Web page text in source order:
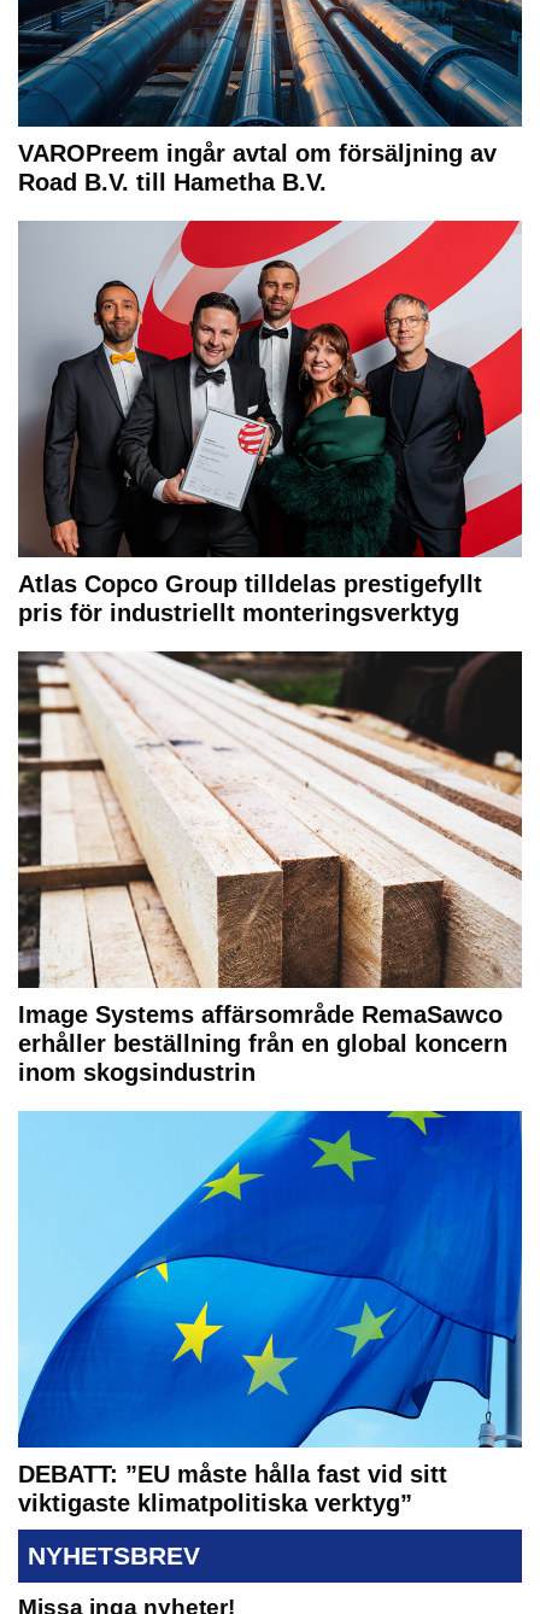
VAROPreem ingår avtal om försäljning av
Road B.V. till Hametha B.V.
Atlas Copco Group tilldelas prestigefyllt
pris för industriellt monteringsverktyg
Image Systems affärsområde RemaSawco
erhåller beställning från en global koncern
inom skogsindustrin
DEBATT: ”EU måste hålla fast vid sitt
viktigaste klimatpolitiska verktyg”
NYHETSBREV
Missa inga nyheter!